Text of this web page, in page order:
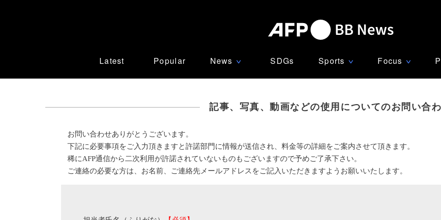
Latest Popular News ∨ SDGs Sports ∨ Focus ∨
記事、写真、動画などの使用についてのお問い合
お問い合わせありがとうございます。
下記に必要事項をご入力頂きますと許諾部門に情報が送信され、料金等の詳細をご案内させて頂きます。
稀にAFP通信から二次利用が許諾されていないものもございますので予めご了承下さい。
ご連絡の必要な方は、お名前、ご連絡先メールアドレスをご記入いただきますようお願いいたします。